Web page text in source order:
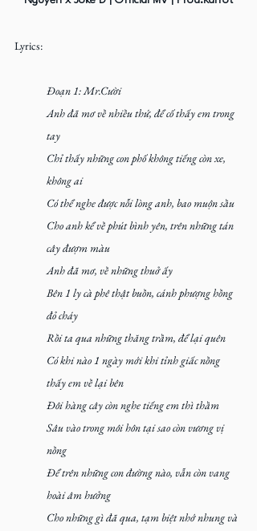
Lyrics:
Đoạn 1: Mr.Cười
Anh đã mơ về nhiều thứ, để cố thấy em trong
tay
Chỉ thấy những con phố không tiếng còn xe,
không ai
Có thể nghe được nỗi lòng anh, bao muộn sầu
Cho anh kể về phút bình yên, trên những tán
cây đượm màu
Anh đã mơ, về những thuở ấy
Bên 1 ly cà phê thật buồn, cánh phượng hồng
đỏ cháy
Rồi ta qua những thăng trầm, để lại quên
Có khi nào 1 ngày mới khi tỉnh giấc nồng
thấy em về lại bên
Đôi hàng cây còn nghe tiếng em thì thầm
Sâu vào trong môi hôn tại sao còn vương vị
nồng
Để trên những con đường nào, vẫn còn vang
hoài âm hưởng
Cho những gì đã qua, tạm biệt nhớ nhung và